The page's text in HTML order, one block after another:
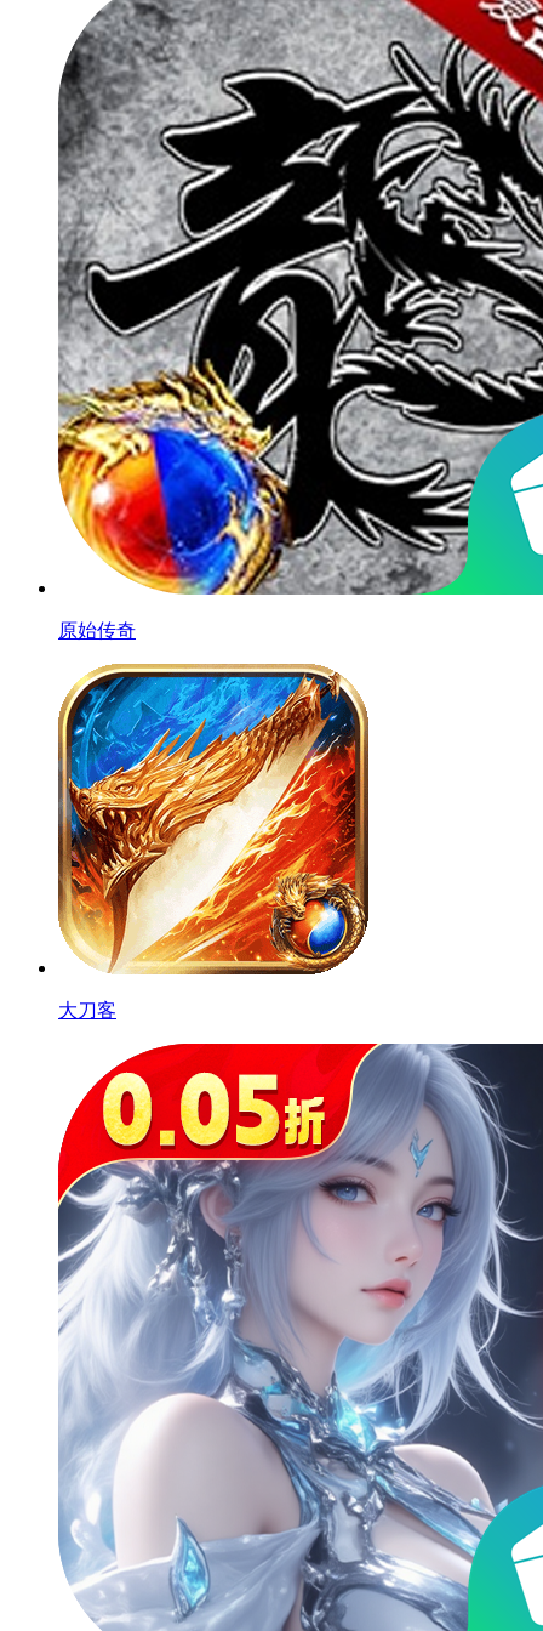
原始传奇
大刀客